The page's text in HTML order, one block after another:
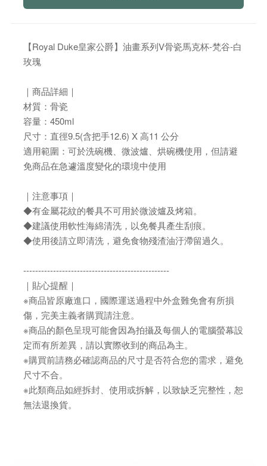
【Royal Duke皇家公爵】油畫系列V骨瓷馬克杯-梵谷-白
玫瑰
｜商品詳細｜
材質：骨瓷
容量：450ml
尺寸：直徑9.5(含把手12.6) X 高11 公分
適用範圍：可於洗碗機、微波爐、烘碗機使用，但請避
免商品在急遽溫度變化的環境中使用
｜注意事項｜
◆有金屬花紋的餐具不可用於微波爐及烤箱。
◆建議使用軟性海綿清洗，以免餐具產生刮痕。
◆使用後請立即清洗，避免食物殘渣油汙滯留過久。
-------------------------------------------------
｜貼心提醒｜
※商品皆原廠進口，國際運送過程中外盒難免會有所損
傷，完美主義者購買請注意。
※商品的顏色呈現可能會因為拍攝及每個人的電腦螢幕設
定而有所差異，請以實際收到的商品為主。
※購買前請務必確認商品的尺寸是否符合您的需求，避免
尺寸不合。
※此類商品如經拆封、使用或拆解，以致缺乏完整性，恕
無法退換貨。